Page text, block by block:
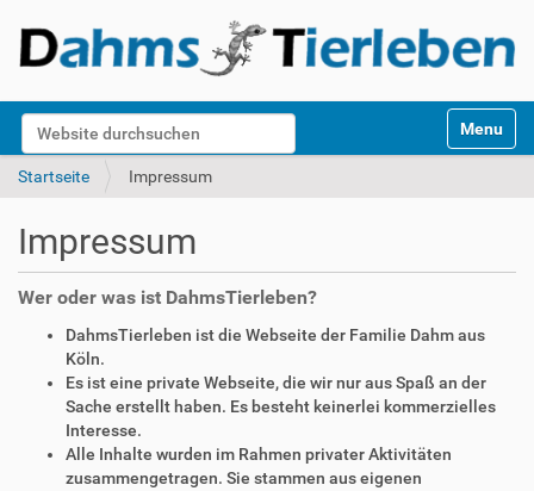
Website durchsuchen
k
Toggle
Startseite Impressum
Impressum
Wer oder was ist DahmsTierleben?
DahmsTierleben ist die Webseite der Familie Dahm aus
Köln.
Es ist eine private Webseite, die wir nur aus Spaß an der
Sache erstellt haben. Es besteht keinerlei kommerzielles
Interesse.
Alle Inhalte wurden im Rahmen privater Aktivitäten
zusammengetragen. Sie stammen aus eigenen